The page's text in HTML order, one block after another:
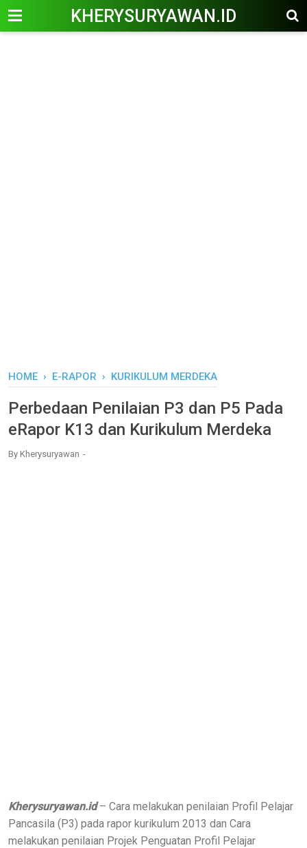
KHERYSURYAWAN.ID
HOME › E-RAPOR › KURIKULUM MERDEKA
Perbedaan Penilaian P3 dan P5 Pada
eRapor K13 dan Kurikulum Merdeka
By Kherysuryawan
Kherysuryawan.id– Cara melakukan penilaian Profil Pelajar
Pancasila (P3) pada rapor kurikulum 2013 dan Cara
melakukan penilaian Projek Penguatan Profil Pelajar